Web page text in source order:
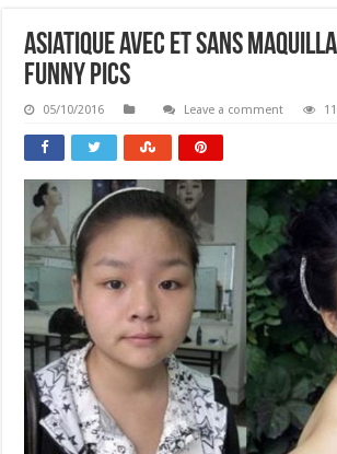
Asiatique Avec Et Sans
Funny Pics
05/10/2016 Leave a comment